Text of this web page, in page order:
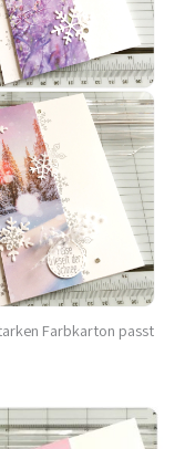
Farbkarton passt